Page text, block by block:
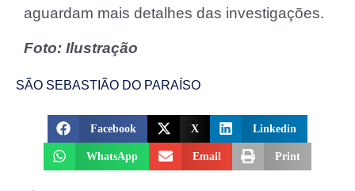
aguardam mais detalhes das investigações.
Foto: Ilustração
SÃO SEBASTIÃO DO PARAÍSO
Facebook X Linkedin
WhatsApp Email Print